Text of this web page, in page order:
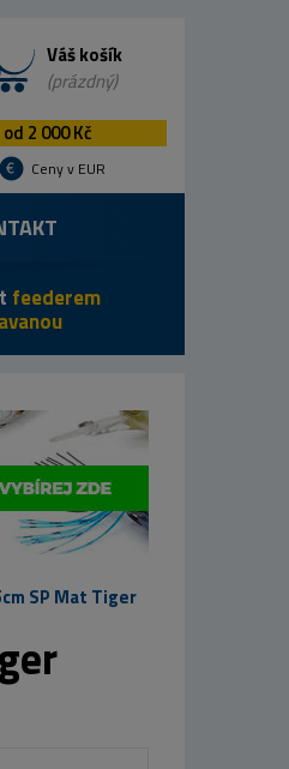
Váš košík
(prázdný)
2 000 Kč
Ceny v EUR
feederem
SP Mat Tiger